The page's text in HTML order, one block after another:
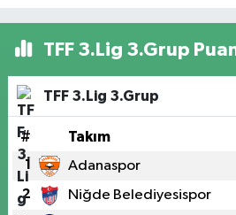
TFF 3.Lig 3.Grup
TFF 3.Lig 3.Grup
# Takım
1 Adanaspor
2 Niğde Belediyesispor